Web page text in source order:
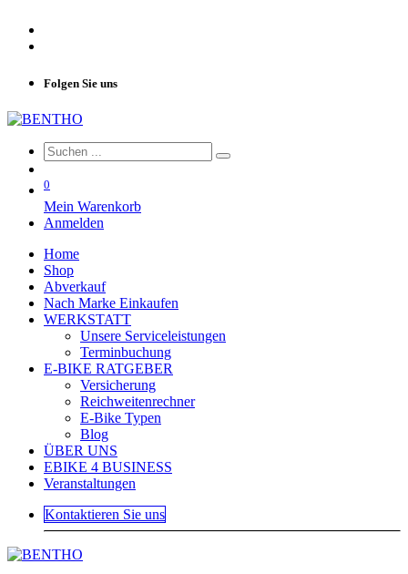
Folgen Sie uns
0
Mein Warenkorb
Anmelden
Home
Shop
Abverkauf
Nach Marke Einkaufen
WERKSTATT
Unsere Serviceleistungen
Terminbuchung
E-BIKE RATGEBER
Versicherung
Reichweitenrechner
E-Bike Typen
Blog
ÜBER UNS
EBIKE 4 BUSINESS
Veranstaltungen
Kontaktieren Sie uns